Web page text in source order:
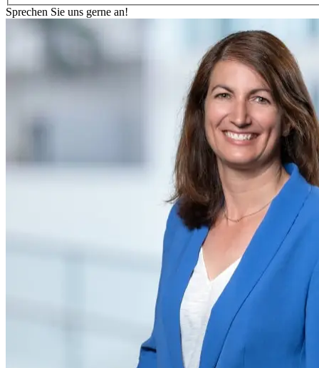
Sprechen Sie uns gerne an!